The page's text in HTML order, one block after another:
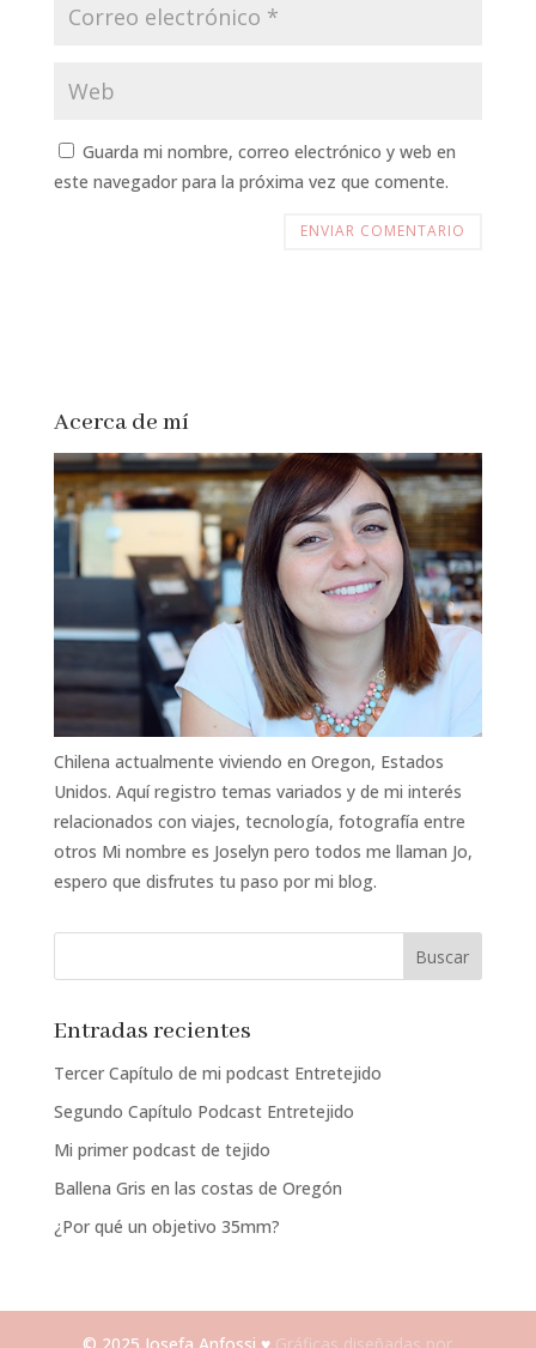
Guarda mi nombre, correo electrónico y web en
este navegador para la próxima vez que comente.
Acerca de mí
Chilena actualmente viviendo en Oregon, Estados
Unidos. Aquí registro temas variados y de mi interés
relacionados con viajes, tecnología, fotografía entre
otros Mi nombre es Joselyn pero todos me llaman Jo,
espero que disfrutes tu paso por mi blog.
Entradas recientes
Tercer Capítulo de mi podcast Entretejido
Segundo Capítulo Podcast Entretejido
Mi primer podcast de tejido
Ballena Gris en las costas de Oregón
¿Por qué un objetivo 35mm?